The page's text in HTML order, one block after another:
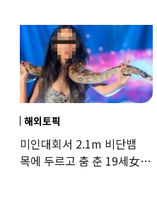
해외토픽
미인대회서 2.1m 비단뱀
목에 두르고 춤 춘 19세女